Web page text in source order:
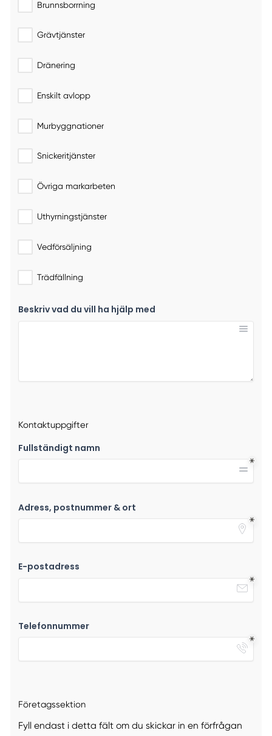
Brunnsborrning
Grävtjänster
Dränering
Enskilt avlopp
Murbyggnationer
Snickeritjänster
Övriga markarbeten
Uthyrningstjänster
Vedförsäljning
Trädfällning
Beskriv vad du vill ha hjälp med
Kontaktuppgifter
Fullständigt namn
Adress, postnummer & ort
E-postadress
Telefonnummer
Företagssektion
Fyll endast i detta fält om du skickar in en förfrågan